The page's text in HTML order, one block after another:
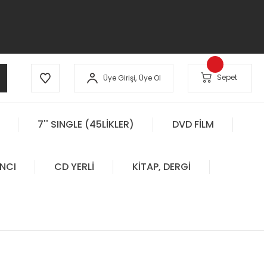
Üye Girişi, Üye Ol Sepet
7'' SINGLE (45LİKLER) DVD FİLM
CD YERLİ KİTAP, DERGİ